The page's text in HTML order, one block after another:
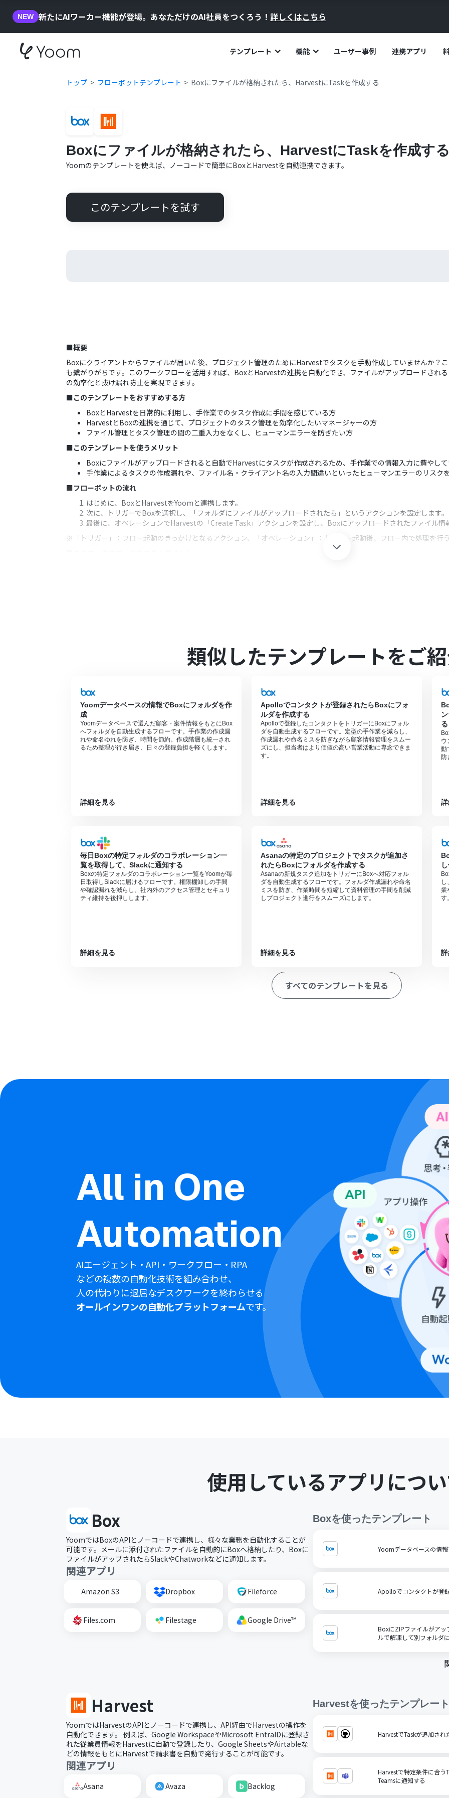
NEW 新たにAIワーカー機能が登場。あなただけのAI社員をつくろう！ 詳しくはこちら
テンプレート 機能 ユーザー事例 連携アプリ
トップ フローボットテンプレート Boxにファイルが格納されたら、HarvestにTaskを作成する
Boxにファイルが格納されたら、HarvestにTaskを作成す
Yoomのテンプレートを使えば、ノーコードで簡単にBoxとHarvestを自動連携できます。
このテンプレートを試す
■概要
Boxにクライアントからファイルが届いた後、プロジェクト管理のためにHarvestでタスクを手動作成していませんか？
も繋がりがちです。このワークフローを活用すれば、BoxとHarvestの連携を自動化でき、ファイルがアップロードされ
の効率化と抜け漏れ防止を実現できます。
■このテンプレートをおすすめする方
BoxとHarvestを日常的に利用し、手作業でのタスク作成に手間を感じている方
HarvestとBoxの連携を通じて、プロジェクトのタスク管理を効率化したいマネージャーの方
ファイル管理とタスク管理の間の二重入力をなくし、ヒューマンエラーを防ぎたい方
■このテンプレートを使うメリット
Boxにファイルがアップロードされると自動でHarvestにタスクが作成されるため、手作業での情報入力に費やし
手作業によるタスクの作成漏れや、ファイル名・クライアント名の入力間違いといったヒューマンエラーのリスク
■フローボットの流れ
はじめに、BoxとHarvestをYoomと連携します。
次に、トリガーでBoxを選択し、「フォルダにファイルがアップロードされたら」というアクションを設定します。
最後に、オペレーションでHarvestの「Create Task」アクションを設定し、Boxにアップロードされたファイル
※「トリガー」：フロー起動のきっかけとなるアクション、「オペレーション」：トリガー起動後、フロー内で処理を行
類似したテンプレートをご
Yoomデータベースの情報でBoxにフォルダを作
成
Yoomデータベースで選んだ顧客・案件情報をもとにBox
へフォルダを自動生成するフローです。手作業の作成漏
れや命名ゆれを防ぎ、時間を節約。作成階層も統一され
るため整理が行き届き、日々の登録負担を軽くします。
詳細を見る
Apolloでコンタクトが登録されたらBoxにフォ
ルダを作成する
Apolloで登録したコンタクトをトリガーにBoxにフォル
ダを自動生成するフローです。定型の手作業を減らし、
作成漏れや命名ミスを防ぎながら顧客情報管理をスムー
ズにし、担当者はより価値の高い営業活動に専念できま
す。
詳細を見る
る
ウ
動
防
毎日Boxの特定フォルダのコラボレーション一
覧を取得して、Slackに通知する
Boxの特定フォルダのコラボレーション一覧をYoomが毎
日取得しSlackに届けるフローです。権限棚卸しの手間
や確認漏れを減らし、社内外のアクセス管理とセキュリ
ティ維持を後押しします。
詳細を見る
Asanaの特定のプロジェクトでタスクが追加さ
れたらBoxにフォルダを作成する
Asanaの新規タスク追加をトリガーにBoxへ対応フォル
ダを自動生成するフローです。フォルダ作成漏れや命名
ミスを防ぎ、作業時間を短縮して資料管理の手間を削減
しプロジェクト進行をスムーズにします。
詳細を見る
業
す
すべてのテンプレートを見る
All in One
Automation
AIエージェント・API・ワークフロー・RPA
などの複数の自動化技術を組み合わせ、
人の代わりに退屈なデスクワークを終わらせる
オールインワンの自動化プラットフォームです。
使用しているアプリにつ
Box
YoomではBoxのAPIとノーコードで連携し、様々な業務を自動化することが
可能です。メールに添付されたファイルを自動的にBoxへ格納したり、Boxに
ファイルがアップされたらSlackやChatworkなどに通知します。
関連アプリ
Amazon S3 Dropbox Fileforce
Files.com Filestage Google Drive™
Boxを使ったテンプレート
Yoomデータベースの情
Apolloでコンタクトが登
BoxにZIPファイルがアッ
ルで解凍して別フォルダ
Harvest
YoomではHarvestのAPIとノーコードで連携し、API経由でHarvestの操作を
自動化できます。 例えば、Google WorkspaceやMicrosoft EntraIDに登録さ
れた従業員情報をHarvestに自動で登録したり、Google SheetsやAirtableな
どの情報をもとにHarvestで請求書を自動で発行することが可能です。
関連アプリ
Asana Avaza Backlog
Harvestを使ったテンプレート
HarvestでTaskが追加さ
Harvestで特定条件に合
Teamsに通知する